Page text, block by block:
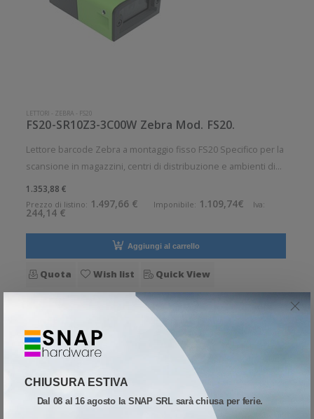
CHIUSURA ESTIVA
Dal 08 al 16 agosto la SNAP SRL sarà chiusa per ferie.
LETTORI - ZEBRA - FS20
FS20-SR10Z3-3C00W Zebra Mod. FS20.
Lettore barcode Zebra a montaggio fisso FS20 Specifico per la
scansione in magazzini, centri di distribuzione e ambienti di
produzione in cui gli articoli si muovono lungo un nastro
trasportatore o una catena di montaggio. Gli scanner a
montaggio f
1.353,88 €
Prezzo di listino: 1.497,66 € Imponibile: 1.109,74€ Iva:
244,14 €
Aggiungi al carrello
Quota Wish list Quick View